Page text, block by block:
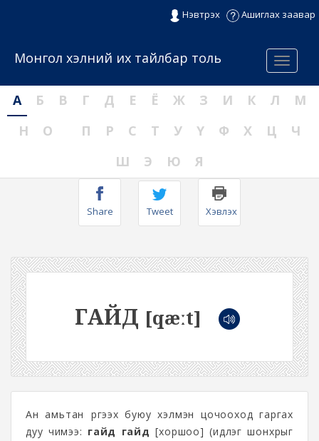
Нэвтрэх Ашиглах заавар
Menu
Монгол хэлний их тайлбар толь
А Б В Г Д Е Ё Ж З И К Л
М
Н
О П Р С Т У Ү Ф Х Ц
Ч
Ш
Э Ю Я
Share Tweet Хэвлэх
ГАЙД [qæːt]
Ан амьтан үргээх буюу хэлмэн цочооход гаргах
дуу чимээ: гайд гайд [хоршоо] (идлэг шонхрыг